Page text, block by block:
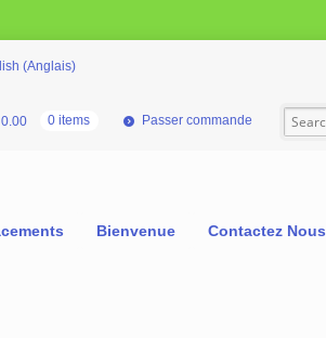
(Anglais)
0 items Passer commande
Bienvenue Contactez Nous